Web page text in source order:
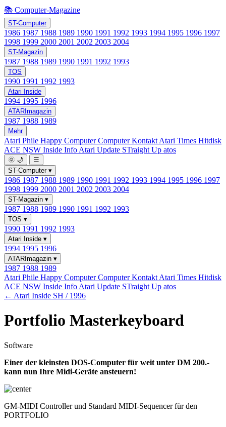
📚 Computer-Magazine
ST-Computer
1986 1987 1988 1989 1990 1991 1992 1993 1994 1995 1996 1997
1998 1999 2000 2001 2002 2003 2004
ST-Magazin
1987 1988 1989 1990 1991 1992 1993
TOS
1990 1991 1992 1993
Atari Inside
1994 1995 1996
ATARImagazin
1987 1988 1989
Mehr
Atari Phile Happy ComputerComputer Kontakt Atari Times Hitdisk
ACE NSW Inside Info Atari Update STraight Up atos
🌞 🌙
☰
ST-Computer ▾
1986 1987 1988 1989 1990 1991 1992 1993 1994 1995 1996 1997
1998 1999 2000 2001 2002 2003 2004
ST-Magazin ▾
1987 1988 1989 1990 1991 1992 1993
TOS ▾
1990 1991 1992 1993
Atari Inside ▾
1994 1995 1996
ATARImagazin ▾
1987 1988 1989
Atari Phile Happy ComputerComputer Kontakt Atari Times Hitdisk
ACE NSW Inside Info Atari Update STraight Up atos
← Atari Inside SH / 1996
Portfolio Masterkeyboard
Software
Einer der kleinsten DOS-Computer für weit unter DM 200.-
kann nun Ihre Midi-Geräte ansteuern!
GM-MIDI Controller und Standard MIDI-Sequencer für den
PORTFOLIO